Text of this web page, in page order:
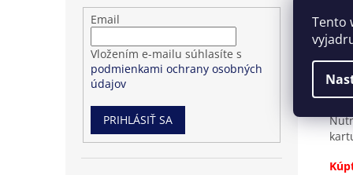
Tento
Přihlášení
odběru
novinek
Email
Vložením e-mailu súhlasíte s
podmienkami ochrany osobných
údajov
PRIHLÁSIŤ SA